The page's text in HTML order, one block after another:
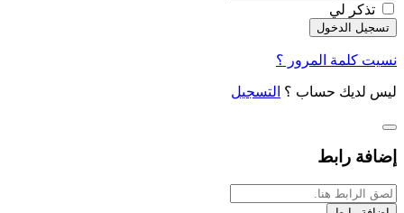
تذكر لي
نسيت كلمة المرور ؟
ليس لديك حساب ؟ التسجيل
إضافة رابط